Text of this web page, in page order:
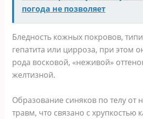
погода не позволяет
Бледность кожных покровов,
гепатита или цирроза, при этом
рода восковой, «неживой»
желтизной.
Образование синяков по телу от
травм, что связано с хрупкостью